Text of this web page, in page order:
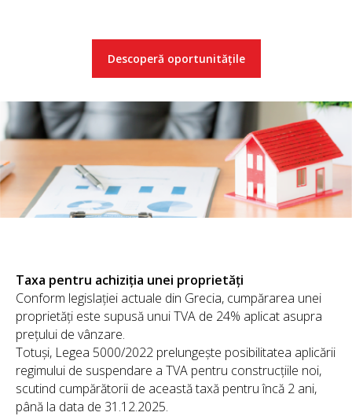
Descoperă oportunitățile
Taxa pentru achiziția unei proprietăți
Conform legislației actuale din Grecia, cumpărarea unei
proprietăți este supusă unui TVA de 24% aplicat asupra
prețului de vânzare.
Totuși, Legea 5000/2022 prelungește posibilitatea aplicării
regimului de suspendare a TVA pentru construcțiile noi,
scutind cumpărătorii de această taxă pentru încă 2 ani,
până la data de 31.12.2025.